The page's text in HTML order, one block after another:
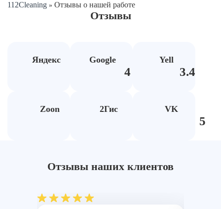
112Cleaning » Отзывы о нашей работе
Отзывы
Яндекс Google
4
Yell
3.4
Zoon 2Гис VK
5
Отзывы наших клиентов